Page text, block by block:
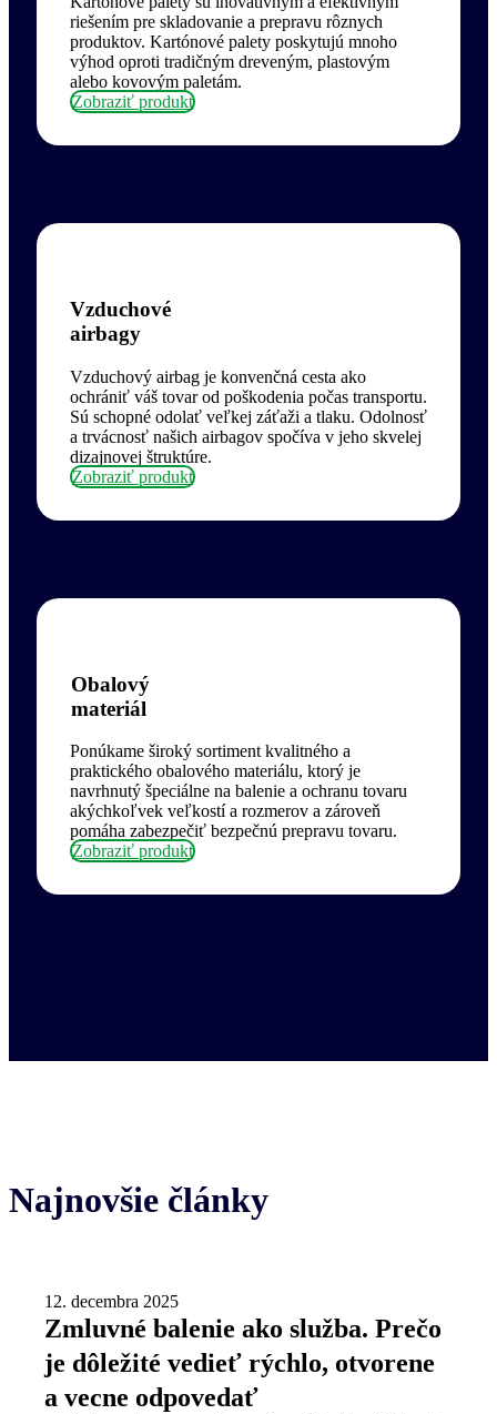
riešením pre skladovanie a prepravu rôznych
produktov. Kartónové palety poskytujú mnoho
výhod oproti tradičným dreveným, plastovým
alebo kovovým paletám.
Zobraziť produkt
Vzduchové
airbagy
Vzduchový airbag je konvenčná cesta ako
ochrániť váš tovar od poškodenia počas transportu.
Sú schopné odolať veľkej záťaži a tlaku. Odolnosť
a trvácnosť našich airbagov spočíva v jeho skvelej
dizajnovej štruktúre.
Zobraziť produkt
Obalový
materiál
Ponúkame široký sortiment kvalitného a
praktického obalového materiálu, ktorý je
navrhnutý špeciálne na balenie a ochranu tovaru
akýchkoľvek veľkostí a rozmerov a zároveň
pomáha zabezpečiť bezpečnú prepravu tovaru.
Zobraziť produkt
Najnovšie články
12. decembra 2025
Zmluvné balenie ako služba. Prečo
je dôležité vedieť rýchlo, otvorene
a vecne odpovedať